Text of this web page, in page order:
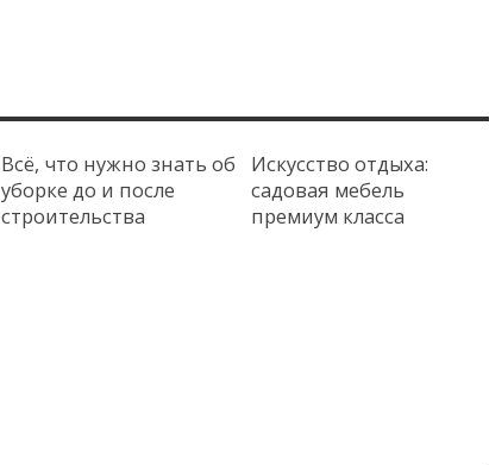
Всё, что нужно знать об
уборке до и после
строительства
Искусство отдыха:
садовая мебель
премиум класса